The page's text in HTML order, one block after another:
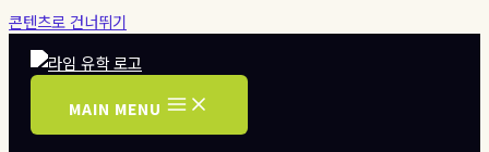
콘텐츠로 건너뛰기
MAIN MENU